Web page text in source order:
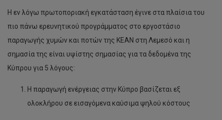
Η εν λόγω πρωτοποριακή εγκατάσταση έγινε στα πλαίσια του
πιο πάνω ερευνητικού προγράμματος στο εργοστάσιο
παραγωγής χυμών και ποτών της ΚΕΑΝ στη Λεμεσό και η
σημασία της είναι υψίστης σημασίας για τα δεδομένα της
Κύπρου για 5 λόγους:
Η παραγωγή ενέργειας στην Κύπρο βασίζεται εξ
ολοκλήρου σε εισαγόμενα καύσιμα ψηλού κόστους